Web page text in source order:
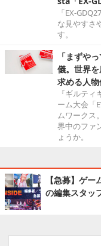
「EX-
な見やすさ
す。
「まずや
儀。世界を
求める人物
『ギルテ
ーム大会「
ムワークス
界中のファ
ょうか。
【急募】ゲ
の編集スタッ